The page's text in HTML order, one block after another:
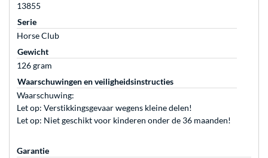
13855
Serie
Horse Club
Gewicht
126 gram
Waarschuwingen en veiligheidsinstructies
Waarschuwing:
Let op: Verstikkingsgevaar wegens kleine delen!
Let op: Niet geschikt voor kinderen onder de 36 maanden!
Garantie